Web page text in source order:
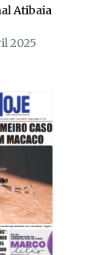
Atibaia
2025